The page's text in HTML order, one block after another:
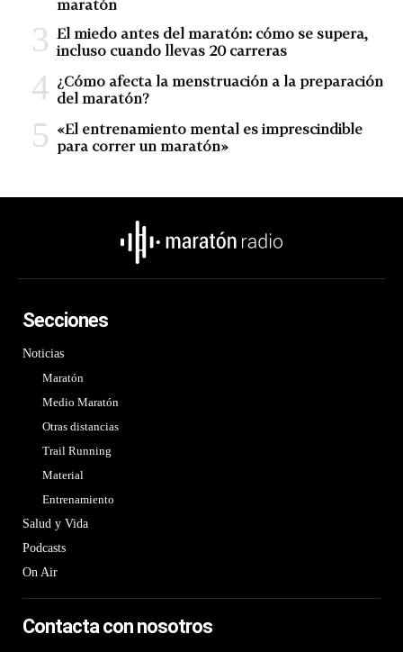
maratón
El miedo antes del maratón: cómo se supera,
incluso cuando llevas 20 carreras
¿Cómo afecta la menstruación a la preparación
del maratón?
«El entrenamiento mental es imprescindible
para correr un maratón»
Secciones
Noticias
Maratón
Medio Maratón
Otras distancias
Trail Running
Material
Entrenamiento
Salud y Vida
Podcasts
On Air
Contacta con nosotros